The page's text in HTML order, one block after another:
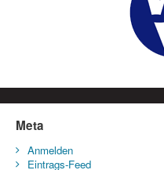
Meta
Anmelden
Eintrags-Feed